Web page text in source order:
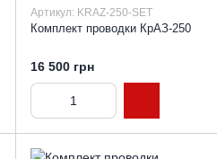
Артикул: KRAZ-250-SET
Комплект проводки КрАЗ-250
16 500 грн